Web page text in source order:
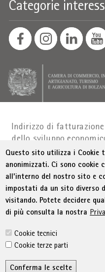
Categorie
Indirizzo di
dello sviluppo
BolzanoPart. IVA
© WIFI Colophon
Dichiarazione
Amministrazione
Questo sito utilizza i Cookie
anonimizzati. Ci sono cookie
all’interno del nostro sito e
impostati da un sito diverso
visitando. Potete decidere
di più consulta la nostra
Cookie tecnici
Cookie terze parti
Conferma le scelte